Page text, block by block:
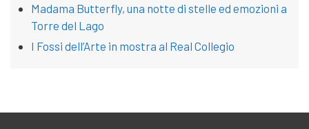
Madama Butterfly, una notte di stelle ed emozioni a
Torre del Lago
I Fossi dell’Arte in mostra al Real Collegio